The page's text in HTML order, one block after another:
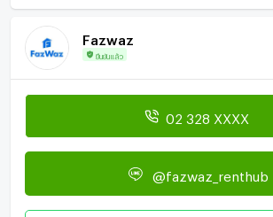
Fazwaz
ยืนยันแล้ว
02 328 XXXX
@fazwaz_renthub